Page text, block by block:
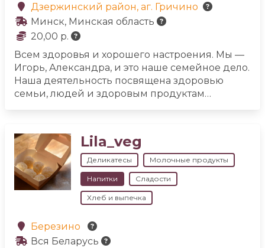
Дзержинский район, аг. Гричино
Минск, Минская область
20,00 р.
Всем здоровья и хорошего настроения. Мы —
Игорь, Александра, и это наше семейное дело.
Наша деятельность посвящена здоровью
семьи, людей и здоровым продуктам
молочные продукты в сезон, хлеб на закваске
и даже чай. Все натуральное. Приготовлено с
любовью и заботой о семье, для вас и ваших
близких.
Lila_veg
Деликатесы Молочные продукты
Напитки Сладости
Хлеб и выпечка
Березино
Вся Беларусь